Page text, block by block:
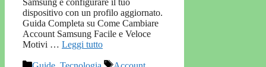
Samsung e configurare il tuo
dispositivo con un profilo aggiornato.
Guida Completa su Come Cambiare
Account Samsung Facile e Veloce
Motivi … Leggi tutto
Categorie
Tag